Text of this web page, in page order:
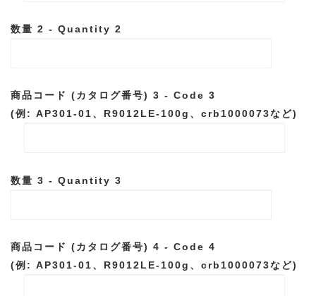
数量 2 - Quantity 2
商品コード (カタログ番号) 3 - Code 3
(例: AP301-01、R9012LE-100g、crb1000073など)
数量 3 - Quantity 3
商品コード (カタログ番号) 4 - Code 4
(例: AP301-01、R9012LE-100g、crb1000073など)